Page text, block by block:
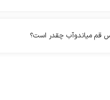
قم میاندوآب چقدر است؟